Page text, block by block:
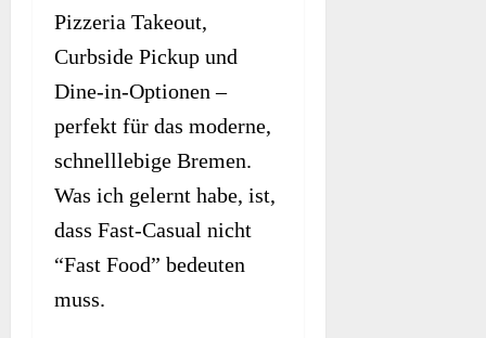
Pizzeria Takeout,
Curbside Pickup und
Dine-in-Optionen –
perfekt für das moderne,
schnelllebige Bremen.
Was ich gelernt habe, ist,
dass Fast-Casual nicht
“Fast Food” bedeuten
muss.